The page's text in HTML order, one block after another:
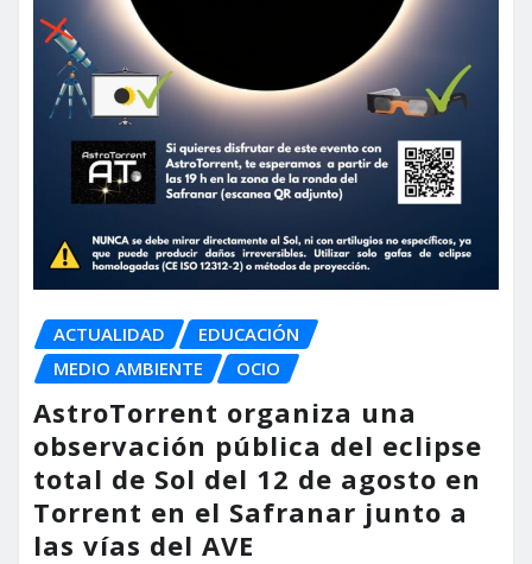
ACTUALIDAD
EDUCACIÓN
MEDIO AMBIENTE
OCIO
AstroTorrent organiza una
observación pública del eclipse
total de Sol del 12 de agosto en
Torrent en el Safranar junto a
las vías del AVE